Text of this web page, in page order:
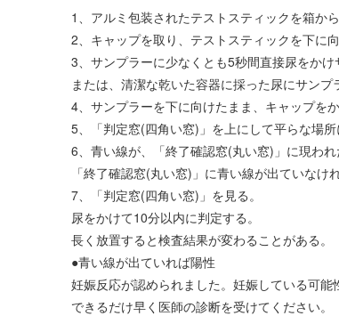
1、アルミ包装されたテストスティックを箱か
2、キャップを取り、テストスティックを下に向
3、サンプラーに少なくとも5秒間直接尿をか
または、清潔な乾いた容器に採った尿にサンプ
4、サンプラーを下に向けたまま、キャップを
5、「判定窓(四角い窓)」を上にして平らな場所
6、青い線が、「終了確認窓(丸い窓)」に現われ
「終了確認窓(丸い窓)」に青い線が出ていな
7、「判定窓(四角い窓)」を見る。
尿をかけて10分以内に判定する。
長く放置すると検査結果が変わることがある。
●青い線が出ていれば陽性
妊娠反応が認められました。妊娠している可能
できるだけ早く医師の診断を受けてください。